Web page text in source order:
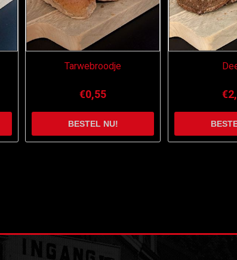
Tarwebroodje
€0,55